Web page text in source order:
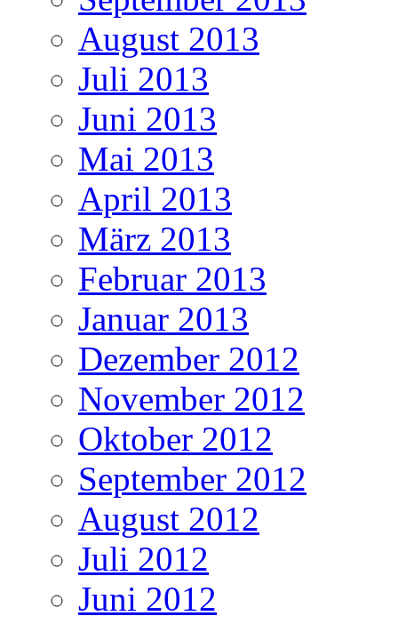
August 2013
Juli 2013
Juni 2013
Mai 2013
April 2013
März 2013
Februar 2013
Januar 2013
Dezember 2012
November 2012
Oktober 2012
September 2012
August 2012
Juli 2012
Juni 2012